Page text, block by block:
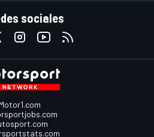
sociales
Motor1.com